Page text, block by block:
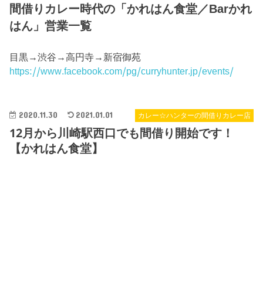
間借りカレー時代の「かれはん食堂／Barかれ
はん」営業一覧
目黒→渋谷→高円寺→新宿御苑
https://www.facebook.com/pg/curryhunter.jp/events/
カレー☆ハンターの間借りカレー店
2020.11.30 2021.01.01
12月から川崎駅西口でも間借り開始です！
【かれはん食堂】